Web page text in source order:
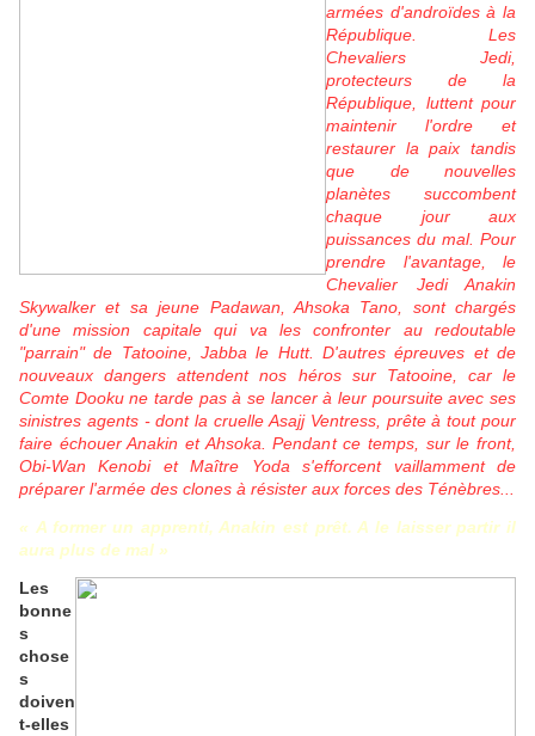
armées d'androïdes à la
République. Les
Chevaliers Jedi,
protecteurs de la
République, luttent pour
maintenir l'ordre et
restaurer la paix tandis
que de nouvelles
planètes succombent
chaque jour aux
puissances du mal. Pour
prendre l'avantage, le
Chevalier Jedi Anakin
Skywalker et sa jeune Padawan, Ahsoka Tano, sont chargés
d'une mission capitale qui va les confronter au redoutable
"parrain" de Tatooine, Jabba le Hutt. D'autres épreuves et de
nouveaux dangers attendent nos héros sur Tatooine, car le
Comte Dooku ne tarde pas à se lancer à leur poursuite avec ses
sinistres agents - dont la cruelle Asajj Ventress, prête à tout pour
faire échouer Anakin et Ahsoka. Pendant ce temps, sur le front,
Obi-Wan Kenobi et Maître Yoda s'efforcent vaillamment de
préparer l'armée des clones à résister aux forces des Ténèbres...
« A former un apprenti, Anakin est prêt. A le laisser partir il
aura plus de mal »
Les
bonne
s
chose
s
doiven
t-elles